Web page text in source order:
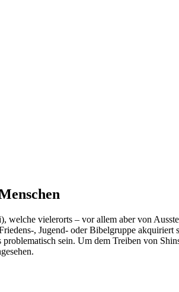
welche vielerorts – vor allem aber von
, Jugend- oder Bibelgruppe
sein. Um dem Treiben von